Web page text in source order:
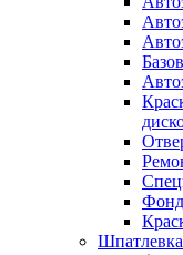
Шпатлевка